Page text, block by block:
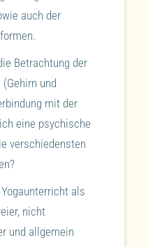
auch der
Betrachtung der
und
mit der
eine psychische
verschiedensten
als
nicht
und allgemein